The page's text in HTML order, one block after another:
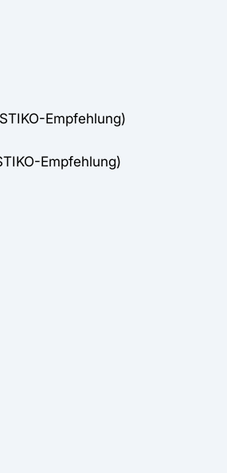
Empfehlung)
Empfehlung)